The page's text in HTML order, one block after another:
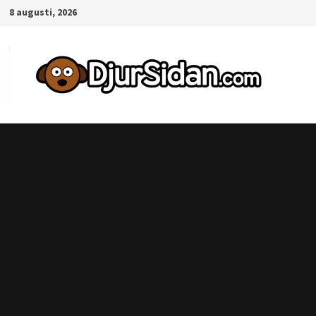
Hoppa
innehåll
8 augusti, 2026